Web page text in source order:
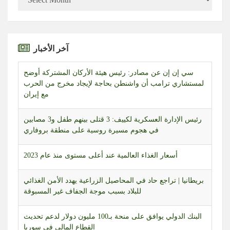
آخر الأخبار
سي إن إن عن مصادر: رئيس هيئة الأركان المشتركة أوضح
لمستشاري ترامب أن واشنطن بحاجة لإيجاد مخرج من الحرب
مع إيران
رئيس الإدارة العسكرية لكييف: 3 قتلى بينهم طفل و3 مصابين
في هجوم مسيرة روسية على منطقة بروفاري
أسعار الغذاء العالمية عند أعلى مستوى منذ عام 2023
بريطانيا | تراجع حاد في المحاصيل الزراعية يهدد الأمن الغذائي
للبلاد بسبب موجة الجفاف غير المسبوقة
البنك الدولي يوافق على منحة بـ100 مليون دولار لدعم تحديث
القطاع المالي في سوريا